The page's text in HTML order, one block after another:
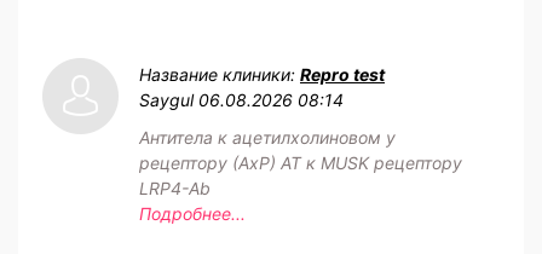
Название клиники: Repro test
Saygul 06.08.2026 08:14
Антитела к ацетилхолиновом у
рецептору (АхР) АТ к MUSK рецептору
LRP4-Ab
Подробнее...